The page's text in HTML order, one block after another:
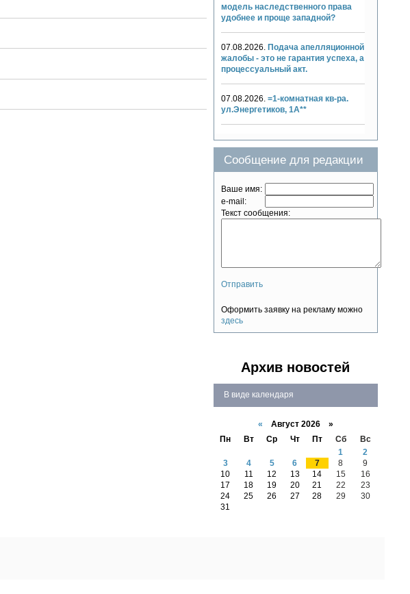
модель наследственного права
удобнее и проще западной?
07.08.2026. Подача апелляционной
жалобы - это не гарантия успеха, а
процессуальный акт.
07.08.2026. =1-комнатная кв-ра.
ул.Энергетиков, 1А**
Сообщение для редакции
Ваше имя:
e-mail:
Текст сообщения:
Отправить
Оформить заявку на рекламу можно
здесь
Архив новостей
В
календаря
В
виде
списка
В виде календаря
« Август 2026 »
Пн
Вт Ср Чт Пт Сб
Вс
1
2
3
4 5 6 7 8
9
10
11 12 13 14 15
16
17
18 19 20 21 22
23
24
25 26 27 28 29
30
31